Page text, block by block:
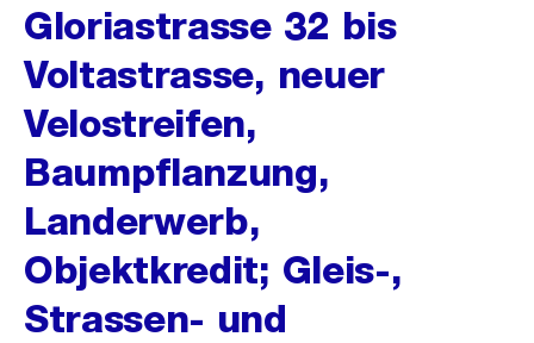
Gloriastrasse 32 bis
Voltastrasse, neuer
Velostreifen,
Baumpflanzung,
Landerwerb,
Objektkredit; Gleis-,
Strassen- und